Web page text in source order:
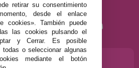
AYUDA?
retirar su consentimiento
desde el enlace
cookies». También puede
las cookies pulsando el
y Cerrar. Es posible
todas o seleccionar algunas
mediante el botón